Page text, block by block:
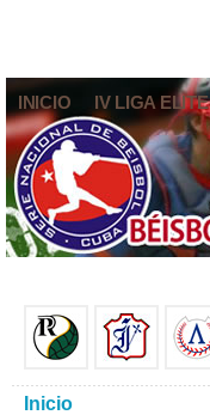
INICIO IV LIGA ELITE
Inicio